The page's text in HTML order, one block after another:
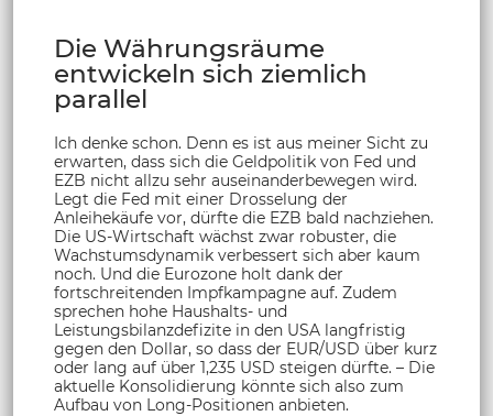
Die Währungsräume
entwickeln sich ziemlich
parallel
Ich denke schon. Denn es ist aus meiner Sicht zu
erwarten, dass sich die Geldpolitik von Fed und
EZB nicht allzu sehr auseinanderbewegen wird.
Legt die Fed mit einer Drosselung der
Anleihekäufe vor, dürfte die EZB bald nachziehen.
Die US-Wirtschaft wächst zwar robuster, die
Wachstumsdynamik verbessert sich aber kaum
noch. Und die Eurozone holt dank der
fortschreitenden Impfkampagne auf. Zudem
sprechen hohe Haushalts- und
Leistungsbilanzdefizite in den USA langfristig
gegen den Dollar, so dass der EUR/USD über kurz
oder lang auf über 1,235 USD steigen dürfte. – Die
aktuelle Konsolidierung könnte sich also zum
Aufbau von Long-Positionen anbieten.